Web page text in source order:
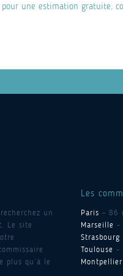
une estimation gratuite,
un
Le site
plus qu’à le
Les
Paris - 86
Marseille -
Strasbourg
Toulouse -
Montpellier